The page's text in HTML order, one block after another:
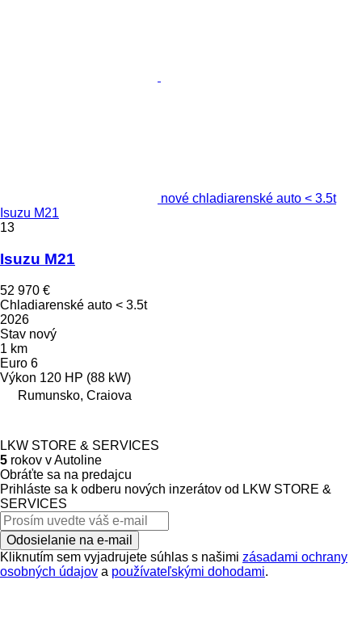
nové chladiarenské auto < 3.5t
Isuzu M21
13
Isuzu M21
52 970 €
Chladiarenské auto < 3.5t
2026
Stav nový
1 km
Euro 6
Výkon 120 HP (88 kW)
Rumunsko, Craiova
LKW STORE & SERVICES
5 rokov v Autoline
Obráťte sa na predajcu
Prihláste sa k odberu nových inzerátov od LKW STORE &
SERVICES
Odosielanie na e-mail
Kliknutím sem vyjadrujete súhlas s našimi zásadami ochrany
osobných údajov a používateľskými dohodami.